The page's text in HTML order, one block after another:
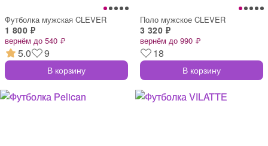
Футболка мужская CLEVER
1 800 ₽
вернём до 540 ₽
5.0 9
В корзину
Поло мужское CLEVER
3 320 ₽
вернём до 990 ₽
18
В корзину